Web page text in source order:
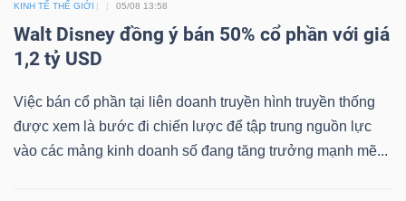
KINH TẾ THẾ GIỚI 05/08 13:58
Walt Disney đồng ý bán 50% cổ phần với giá
1,2 tỷ USD
Việc bán cổ phần tại liên doanh truyền hình truyền thống
được xem là bước đi chiến lược để tập trung nguồn lực
vào các mảng kinh doanh số đang tăng trưởng mạnh mẽ...